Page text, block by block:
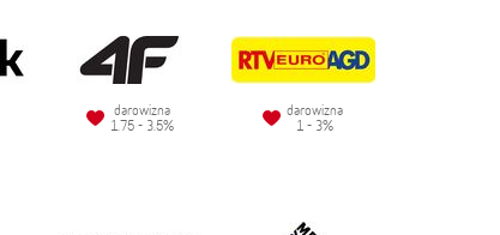
darowizna
1.75 - 3.5%
darowizna
1 - 3%